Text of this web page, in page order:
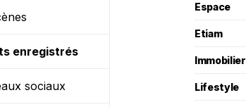
enregistrés
sociaux
Espace
Etiam
Immobilier
Lifestyle